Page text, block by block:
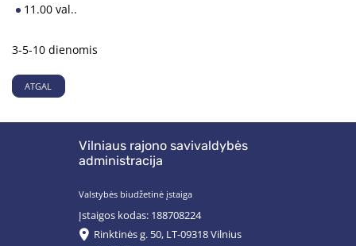
11.00 val..
3-5-10 dienomis
ATGAL
Vilniaus rajono savivaldybės
administracija
Valstybės biudžetinė įstaiga
Įstaigos kodas: 188708224
Rinktinės g. 50, LT-09318 Vilnius